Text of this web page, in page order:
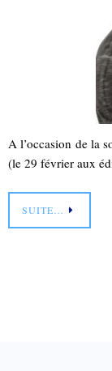
A l’occasion de la
(le 29 février aux
SUITE…